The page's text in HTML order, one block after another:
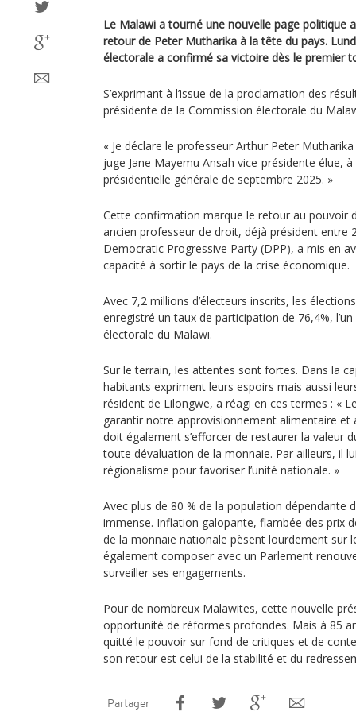
Le Malawi a tourné une nouvelle page politique
retour de Peter Mutharika à la tête du pays.
électorale a confirmé sa victoire dès le premier
S’exprimant à l’issue de la proclamation des
présidente de la Commission électorale du
« Je déclare le professeur Arthur Peter
juge Jane Mayemu Ansah vice-présidente élue, à
présidentielle générale de septembre 2025. »
Cette confirmation marque le retour au pouvoir
ancien professeur de droit, déjà président entre
Democratic Progressive Party (DPP), a mis en
capacité à sortir le pays de la crise économique.
Avec 7,2 millions d’électeurs inscrits, les
enregistré un taux de participation de 76,4%, l’un
électorale du Malawi.
Sur le terrain, les attentes sont fortes. Dans la
habitants expriment leurs espoirs mais aussi
résident de Lilongwe, a réagi en ces termes : «
garantir notre approvisionnement alimentaire et
doit également s’efforcer de restaurer la valeur
toute dévaluation de la monnaie. Par ailleurs, il
régionalisme pour favoriser l’unité nationale. »
Avec plus de 80 % de la population dépendante
immense. Inflation galopante, flambée des prix
de la monnaie nationale pèsent lourdement sur
également composer avec un Parlement
surveiller ses engagements.
Pour de nombreux Malawites, cette nouvelle
opportunité de réformes profondes. Mais à 85
quitté le pouvoir sur fond de critiques et de
son retour est celui de la stabilité et du
Partager